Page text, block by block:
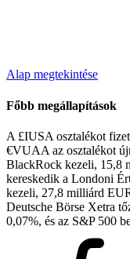
Alap megtekintése
Főbb megállapítások
A £IUSA osztalékot
€VUAA az osztalékot
BlackRock kezeli, 15,8
kereskedik a Londoni
kezeli, 27,8 milliárd
Deutsche Börse Xetra
0,07%, és az S&P 500